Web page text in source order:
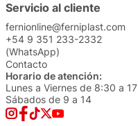
Servicio al cliente
fernionline@ferniplast.com
+54 9 351 233-2332
(WhatsApp)
Contacto
Horario de atención:
Lunes a Viernes de 8:30 a 17
Sábados de 9 a 14